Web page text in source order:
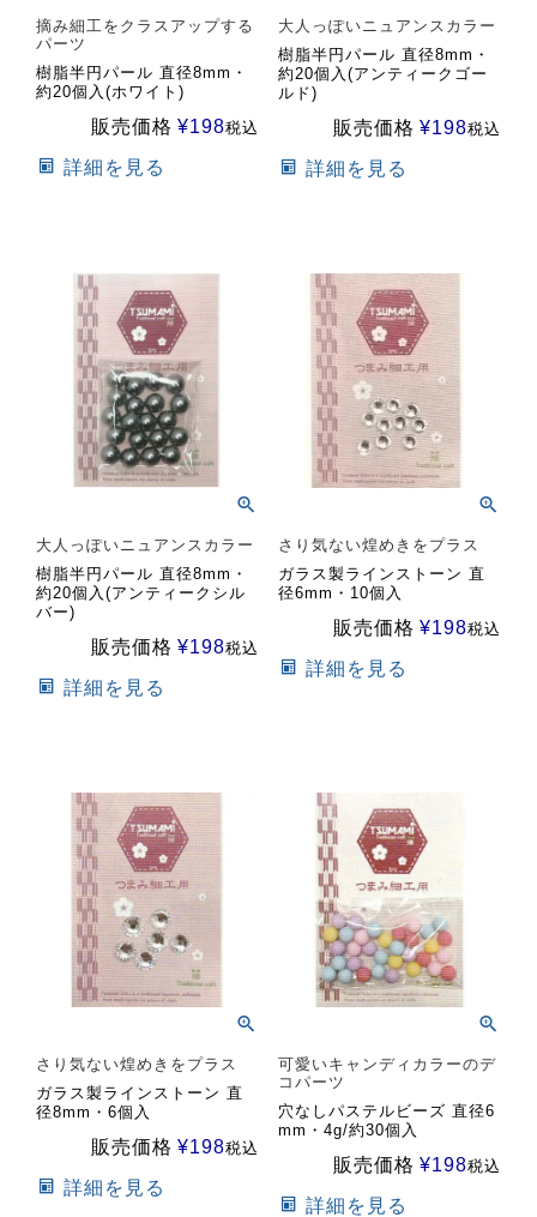
摘み細工をクラスアップする
パーツ
樹脂半円パール 直径8mm・
約20個入(ホワイト)
販売価格 ¥198税込
詳細を見る
大人っぽいニュアンスカラー
樹脂半円パール 直径8mm・
約20個入(アンティークゴー
ルド)
販売価格 ¥198税込
詳細を見る
大人っぽいニュアンスカラー
樹脂半円パール 直径8mm・
約20個入(アンティークシル
バー)
販売価格 ¥198税込
詳細を見る
さり気ない煌めきをプラス
ガラス製ラインストーン 直
径6mm・10個入
販売価格 ¥198税込
詳細を見る
さり気ない煌めきをプラス
ガラス製ラインストーン 直
径8mm・6個入
販売価格 ¥198税込
詳細を見る
可愛いキャンディカラーのデ
コパーツ
穴なしパステルビーズ 直径6
mm・4g/約30個入
販売価格 ¥198税込
詳細を見る